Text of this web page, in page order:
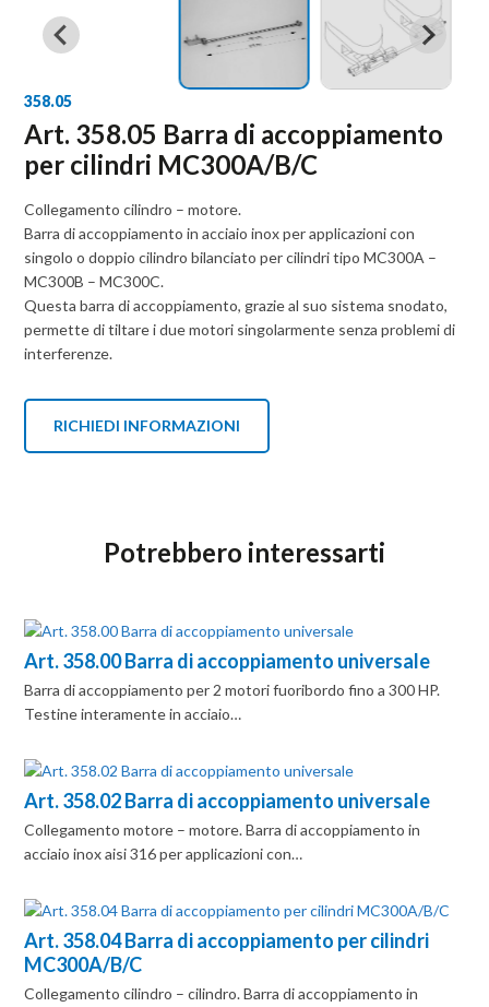
358.05
Art. 358.05 Barra di accoppiamento
per cilindri MC300A/B/C
Collegamento cilindro – motore.
Barra di accoppiamento in acciaio inox per applicazioni con
singolo o doppio cilindro bilanciato per cilindri tipo MC300A –
MC300B – MC300C.
Questa barra di accoppiamento, grazie al suo sistema snodato,
permette di tiltare i due motori singolarmente senza problemi di
interferenze.
RICHIEDI INFORMAZIONI
Potrebbero interessarti
Art. 358.00 Barra di accoppiamento universale
Barra di accoppiamento per 2 motori fuoribordo fino a 300 HP.
Testine interamente in acciaio…
Art. 358.02 Barra di accoppiamento universale
Collegamento motore – motore. Barra di accoppiamento in
acciaio inox aisi 316 per applicazioni con…
Art. 358.04 Barra di accoppiamento per cilindri
MC300A/B/C
Collegamento cilindro – cilindro. Barra di accoppiamento in